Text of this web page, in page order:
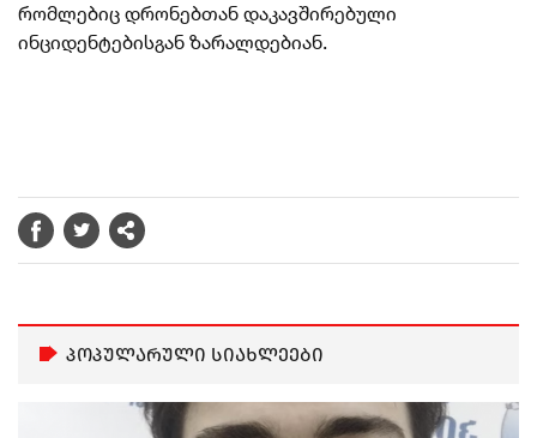
რომლებიც დრონებთან დაკავშირებული
ინციდენტებისგან ზარალდებიან.
პოპულარული სიახლეები